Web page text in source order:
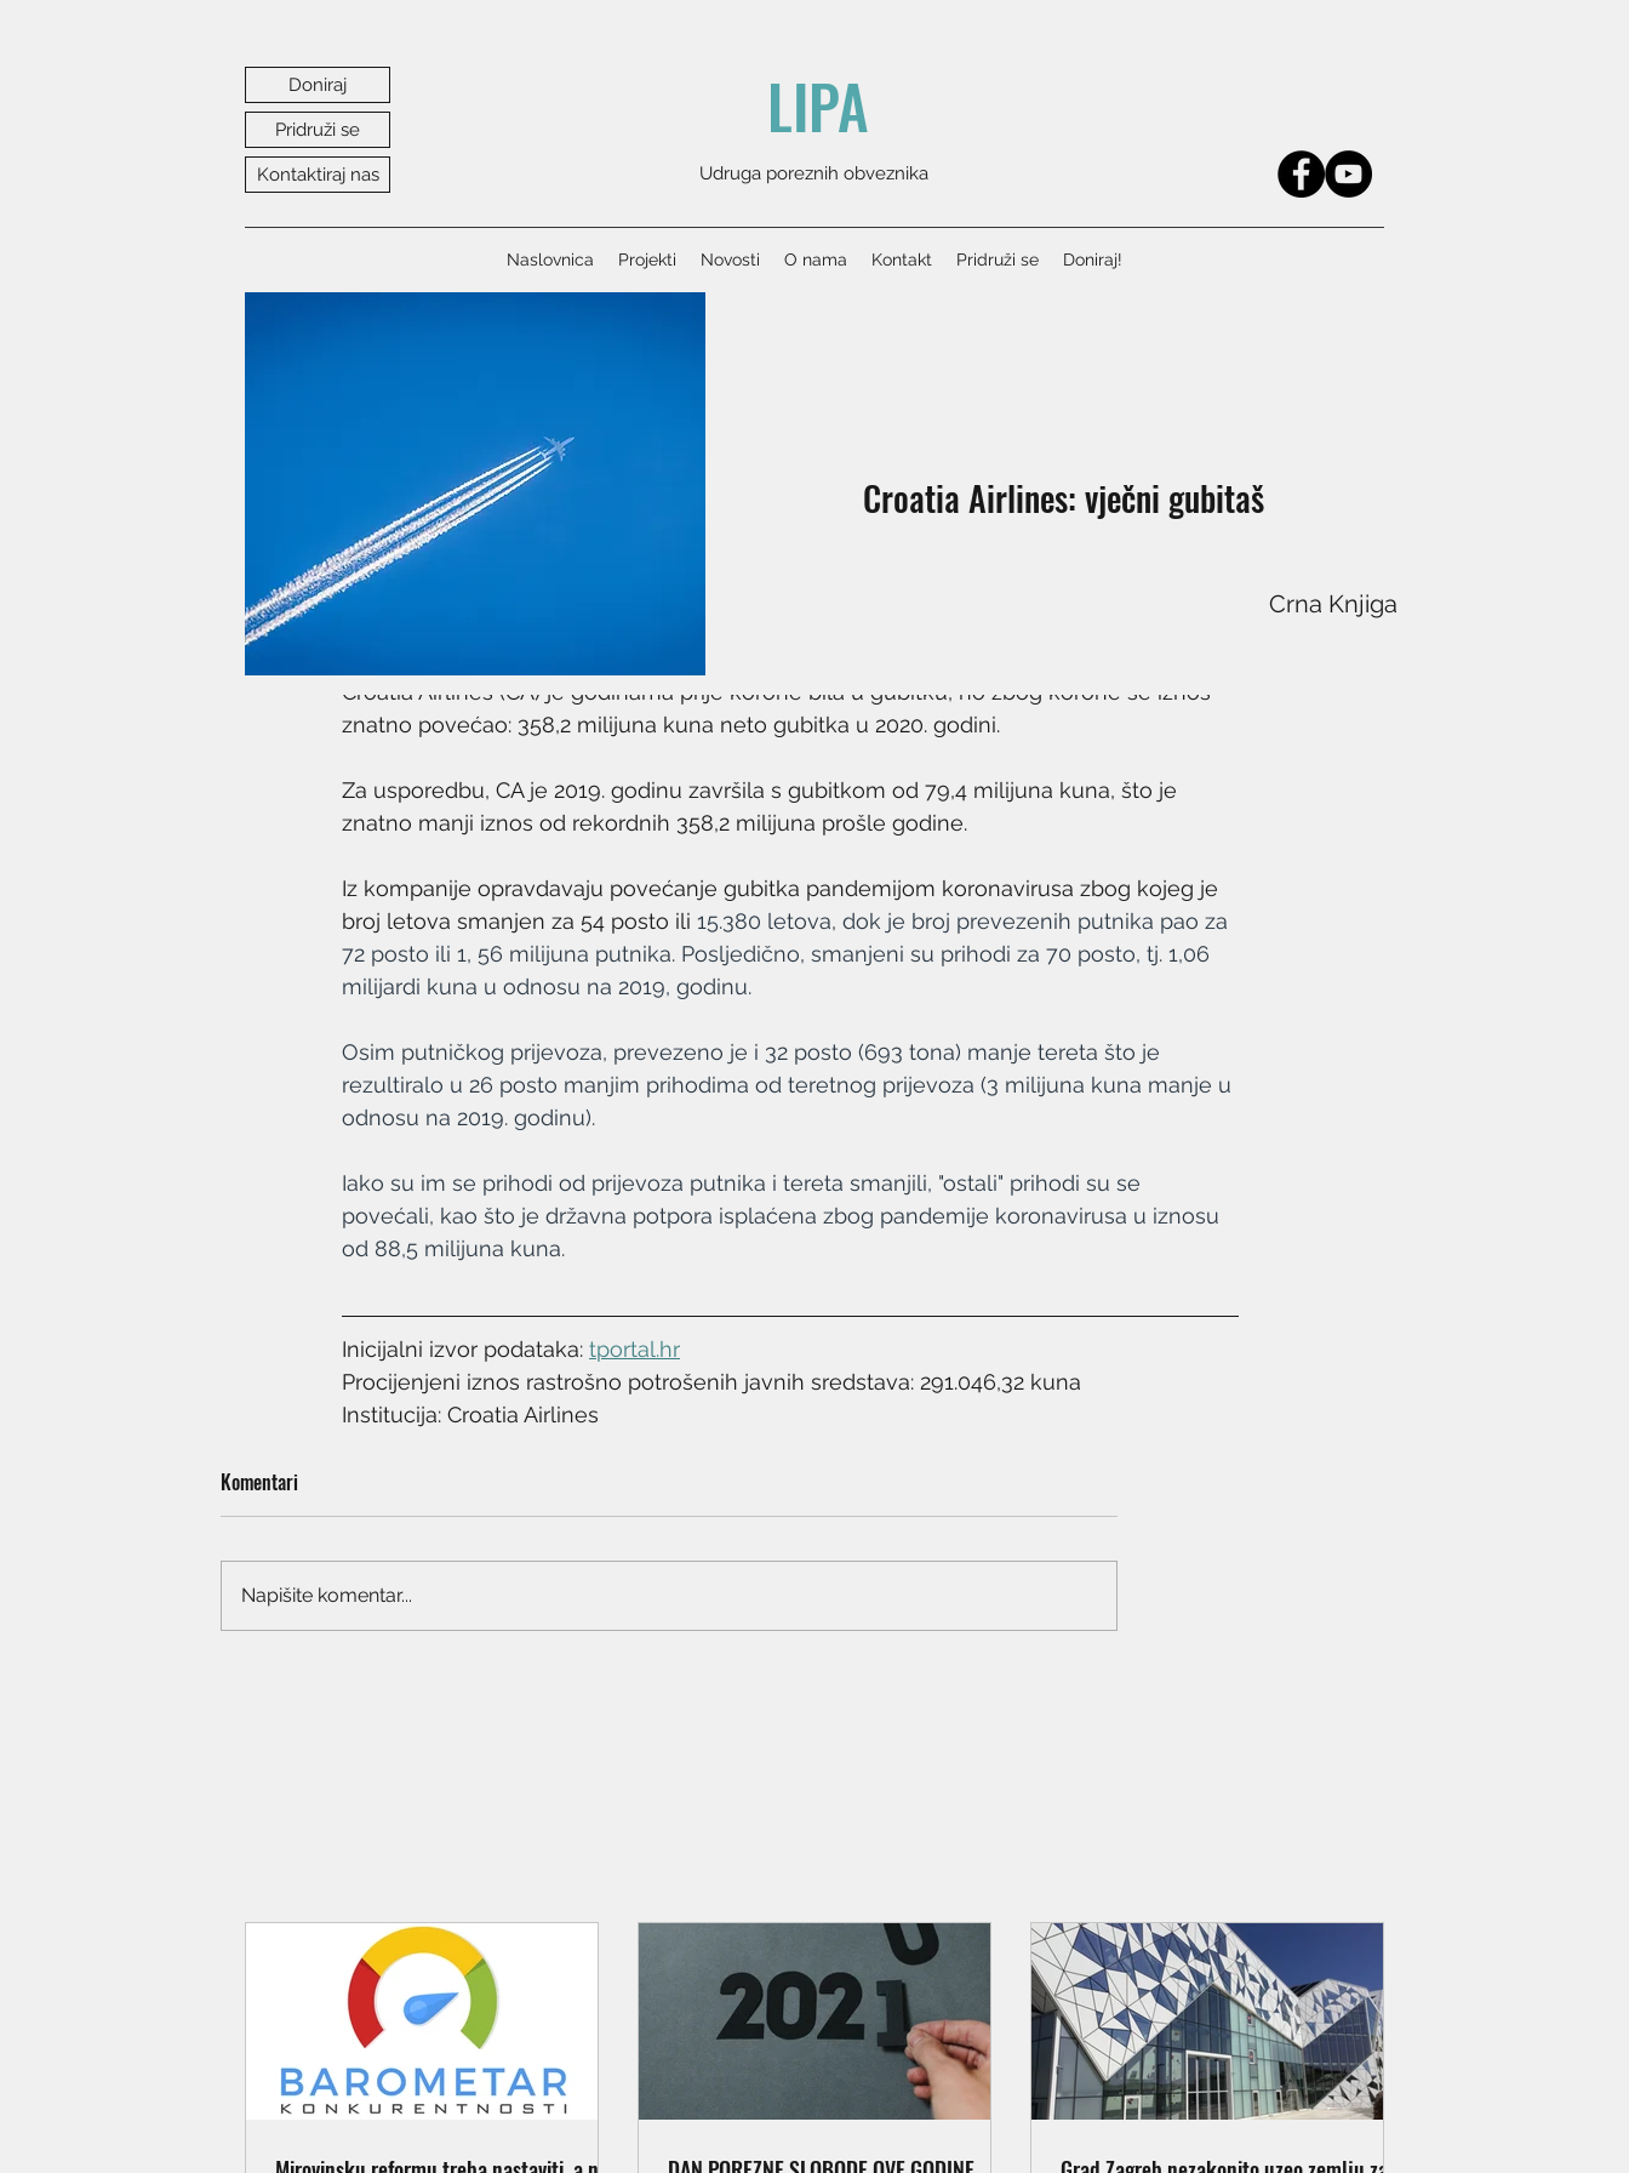
Doniraj
Pridruži se
Kontaktiraj nas
LIPA
Udruga poreznih obveznika
Naslovnica Projekti Novosti O nama Kontakt Pridruži se Doniraj!
Croatia Airlines (CA) je godinama prije korone bila u gubitku, no zbog korone se iznos
znatno povećao: 358,2 milijuna kuna neto gubitka u 2020. godini.
Za usporedbu, CA je 2019. godinu završila s gubitkom od 79,4 milijuna kuna, što je
znatno manji iznos od rekordnih 358,2 milijuna prošle godine.
Iz kompanije opravdavaju povećanje gubitka pandemijom koronavirusa zbog kojeg je
broj letova smanjen za 54 posto ili 15.380 letova, dok je broj prevezenih putnika pao za
72 posto ili 1, 56 milijuna putnika. Posljedično, smanjeni su prihodi za 70 posto, tj. 1,06
milijardi kuna u odnosu na 2019, godinu.
Osim putničkog prijevoza, prevezeno je i 32 posto (693 tona) manje tereta što je
rezultiralo u 26 posto manjim prihodima od teretnog prijevoza (3 milijuna kuna manje u
odnosu na 2019. godinu).
Iako su im se prihodi od prijevoza putnika i tereta smanjili, "ostali" prihodi su se
povećali, kao što je državna potpora isplaćena zbog pandemije koronavirusa u iznosu
od 88,5 milijuna kuna.
Inicijalni izvor podataka: tportal.hr
Procijenjeni iznos rastrošno potrošenih javnih sredstava: 291.046,32 kuna
Institucija: Croatia Airlines
Komentari
Napišite komentar...
Croatia Airlines: vječni gubitaš
Crna Knjiga